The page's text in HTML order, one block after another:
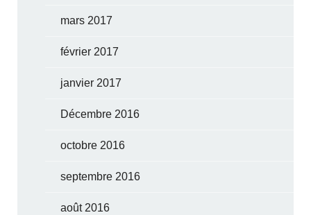
mars 2017
février 2017
janvier 2017
Décembre 2016
octobre 2016
septembre 2016
août 2016